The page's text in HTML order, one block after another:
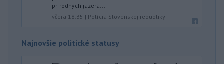
prírodných jazerá...
včera 18:35 | Polícia Slovenskej republiky
Najnovšie politické statusy